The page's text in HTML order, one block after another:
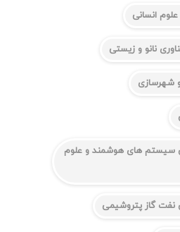
انسانی
نانو و زیستی
شهرسازی
سیستم های هوشمند و علوم
گاز پتروشیمی